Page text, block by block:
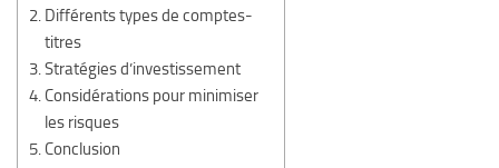
Différents types de comptes-
titres
Stratégies d’investissement
Considérations pour minimiser
les risques
Conclusion